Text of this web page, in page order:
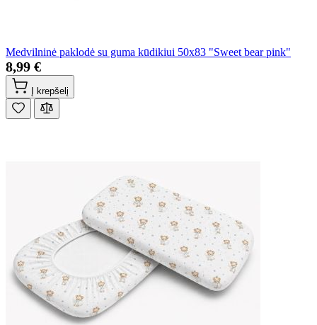
Medvilninė paklodė su guma kūdikiui 50x83 "Sweet bear pink"
8,99 €
Į krepšelį